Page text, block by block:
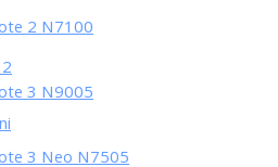
2 N7100
3 N9005
3 Neo N7505